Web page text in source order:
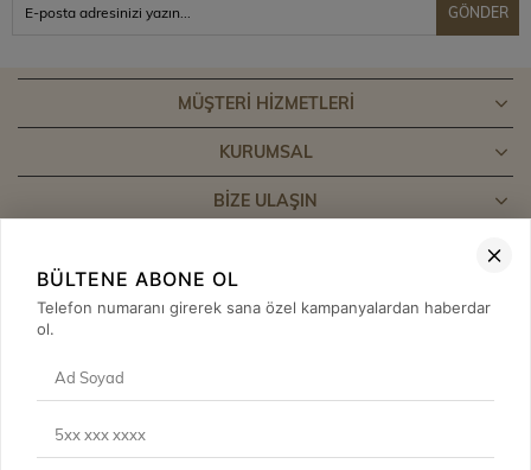
GÖNDER
MÜŞTERI HIZMETLERI
KURUMSAL
BIZE ULAŞIN
Çerez Kullanımı
Sizlere en iyi alışveriş deneyimini sunabilmek adına
BÜLTENE ABONE OL
Telefon numaranı girerek sana özel kampanyalardan haberdar
ol.